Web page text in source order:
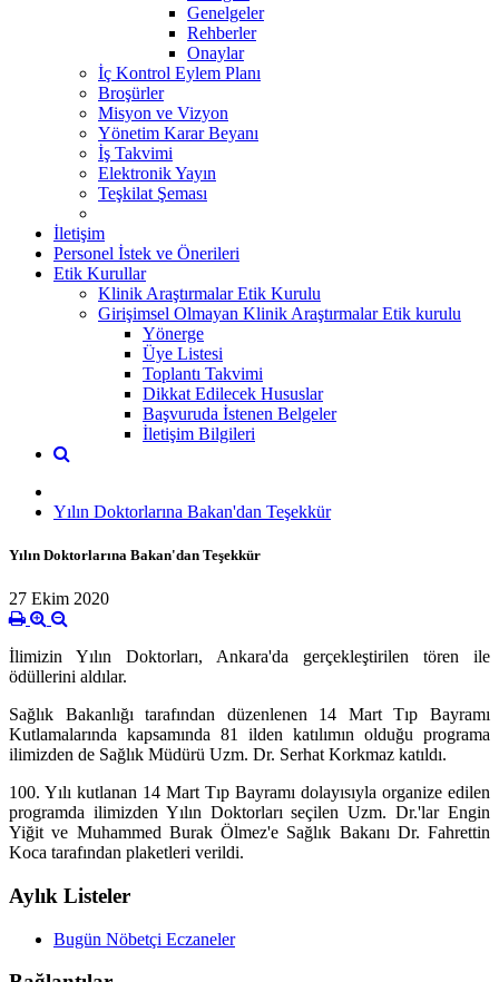
Genelgeler
Rehberler
Onaylar
İç Kontrol Eylem Planı
Broşürler
Misyon ve Vizyon
Yönetim Karar Beyanı
İş Takvimi
Elektronik Yayın
Teşkilat Şeması
İletişim
Personel İstek ve Önerileri
Etik Kurullar
Klinik Araştırmalar Etik Kurulu
Girişimsel Olmayan Klinik Araştırmalar Etik kurulu
Yönerge
Üye Listesi
Toplantı Takvimi
Dikkat Edilecek Hususlar
Başvuruda İstenen Belgeler
İletişim Bilgileri
Yılın Doktorlarına Bakan'dan Teşekkür
Yılın Doktorlarına Bakan'dan Teşekkür
27 Ekim 2020
İlimizin Yılın Doktorları, Ankara'da gerçekleştirilen tören ile
ödüllerini aldılar.
Sağlık Bakanlığı tarafından düzenlenen 14 Mart Tıp Bayramı
Kutlamalarında kapsamında 81 ilden katılımın olduğu programa
ilimizden de Sağlık Müdürü Uzm. Dr. Serhat Korkmaz katıldı.
100. Yılı kutlanan 14 Mart Tıp Bayramı dolayısıyla organize edilen
programda ilimizden Yılın Doktorları seçilen Uzm. Dr.'lar Engin
Yiğit ve Muhammed Burak Ölmez'e Sağlık Bakanı Dr. Fahrettin
Koca tarafından plaketleri verildi.
Aylık Listeler
Bugün Nöbetçi Eczaneler